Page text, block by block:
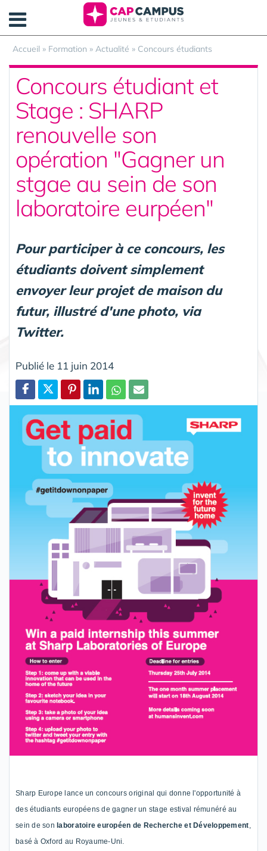
Accueil » Formation » Actualité » Concours étudiants
Concours étudiant et
Stage : SHARP
renouvelle son
opération "Gagner un
stgae au sein de son
laboratoire eurpéen"
Pour participer à ce concours, les
étudiants doivent simplement
envoyer leur projet de maison du
futur, illustré d'une photo, via
Twitter.
Publié le 11 juin 2014
Partager
Sharp Europe lance un concours original qui donne l'opportunité à
des étudiants européens de gagner un stage estival rémunéré au
sein de son laboratoire européen de Rechercheet Développement,
basé à Oxford au Royaume-Uni.
Panneau de gestion des cookies